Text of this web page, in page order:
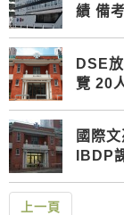
績 備
DSE
覽 20
國際
IBDP
上一頁